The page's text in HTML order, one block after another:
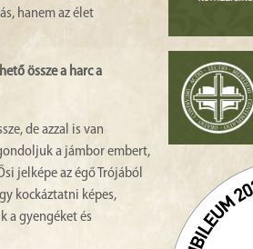
hanem az élet
össze a harc a
de azzal is van
a jámbor embert,
jelképe az égő Trójából
kockáztatni képes,
a gyengéket és